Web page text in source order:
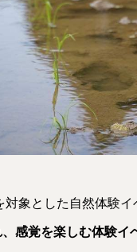
象とした自然体験イ
感覚を楽しむ体験イ